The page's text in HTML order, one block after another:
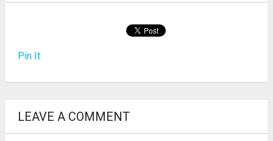
Pin It
LEAVE A COMMENT